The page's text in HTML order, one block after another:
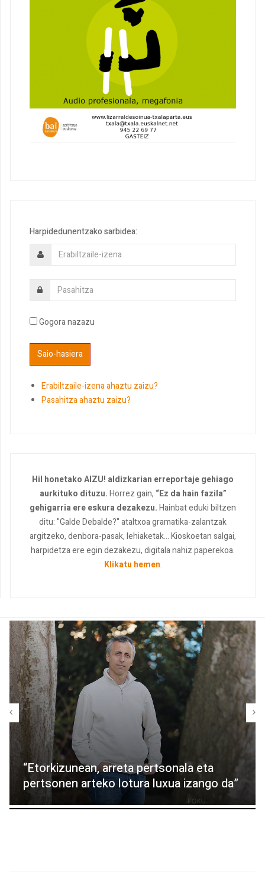
Harpidedunentzako sarbidea:
Gogora nazazu
Erabiltzaile-izena ahaztu zaizu?
Pasahitza ahaztu zaizu?
Hil honetako AIZU! aldizkarian erreportaje gehiago
aurkituko dituzu.Horrez gain, “Ez da hain fazila”
gehigarria ere eskura dezakezu.Hainbat eduki biltzen
ditu: "Galde Debalde?" ataltxoa gramatika-zalantzak
argitzeko, denbora-pasak, lehiaketak... Kioskoetan salgai,
harpidetza ere egin dezakezu, digitala nahiz paperekoa.
Klikatu hemen.
“Etorkizunean, arreta pertsonala eta
pertsonen arteko lotura luxua izango da”